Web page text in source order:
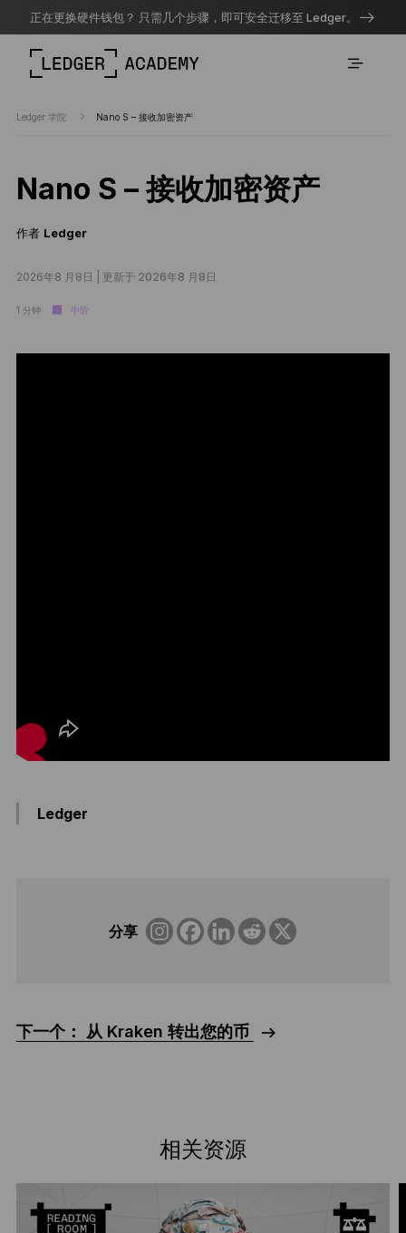
正在更换硬件钱包？ 只需几个步骤，即可安全迁移至 Ledger。
Ledger 学院 Nano S – 接收加密资产
Nano S – 接收加密资产
作者 Ledger
2026年8 月8日 | 更新于 2026年8 月8日
1 分钟 中阶
Ledger
分享
下一个： 从 Kraken 转出您的币
相关资源